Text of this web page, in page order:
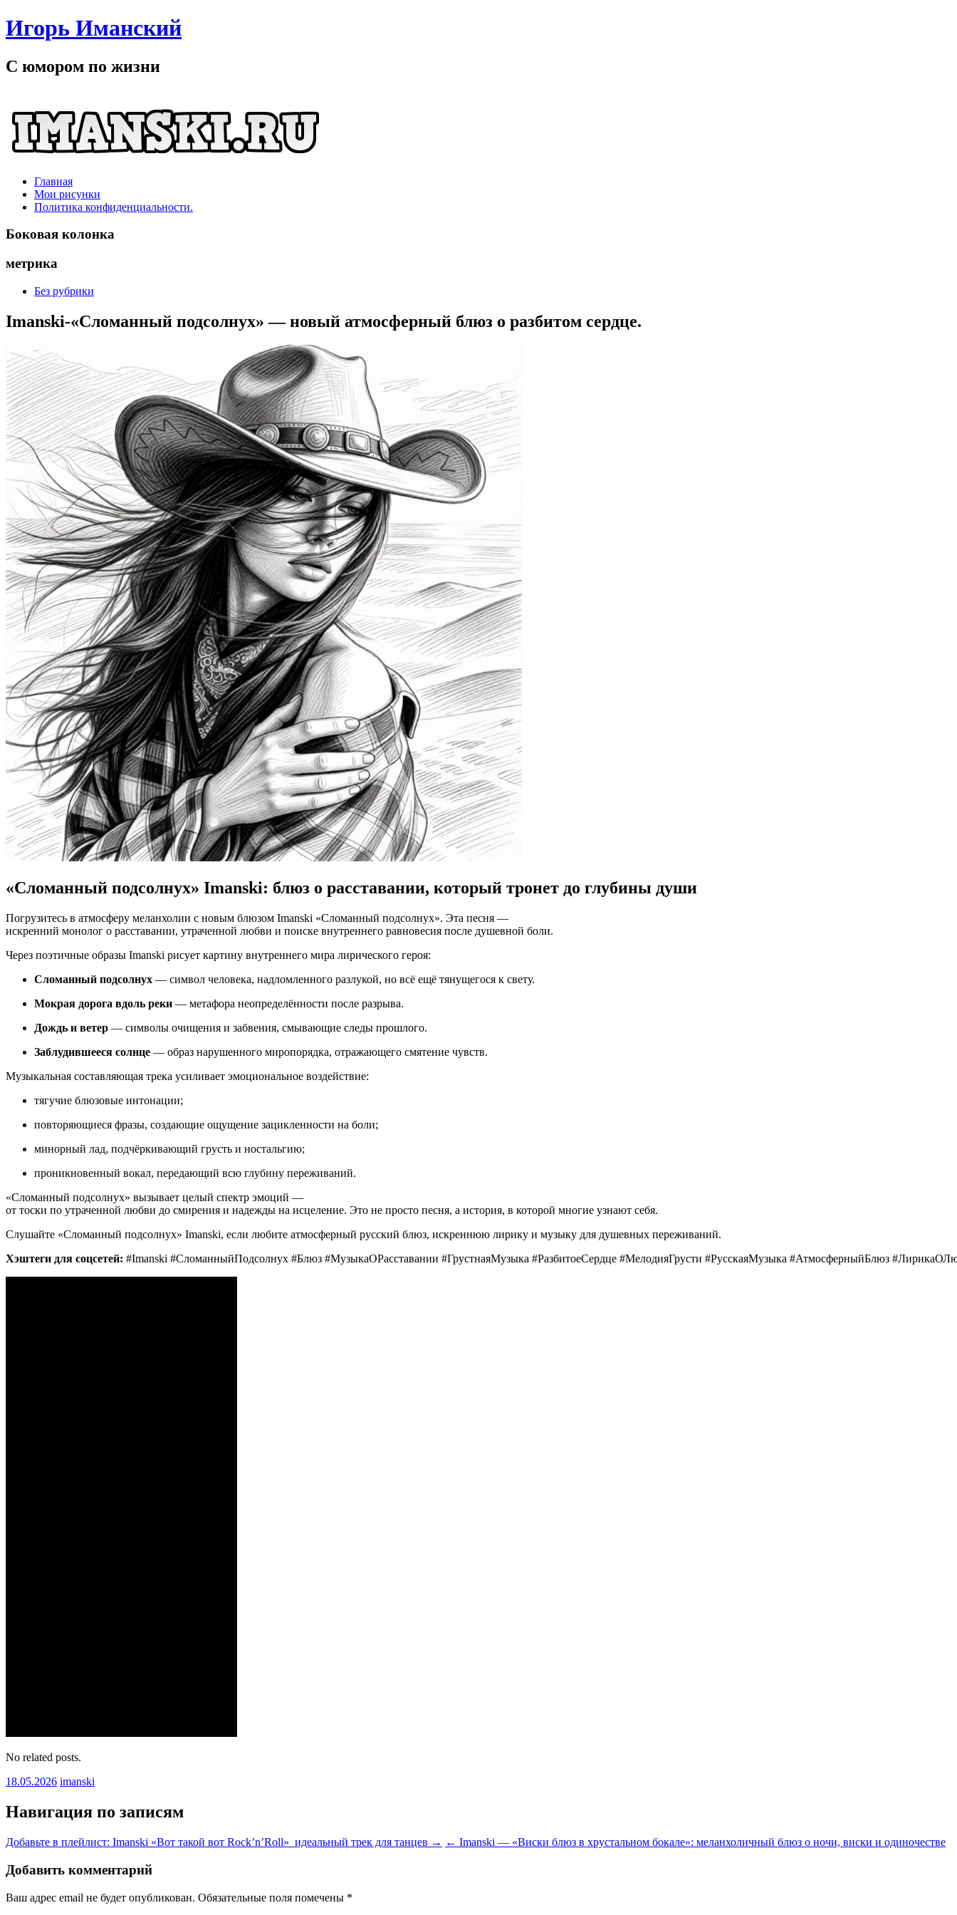
Игорь Иманский
С юмором по жизни
Главная
Мои рисунки
Политика конфиденциальности.
Боковая колонка
метрика
Без рубрики
Imanski-«Сломанный подсолнух» — новый атмосферный блюз о разбитом сердце.
«Сломанный подсолнух» Imanski: блюз о расставании, который тронет до глубины души
Погрузитесь в атмосферу меланхолии с новым блюзом Imanski «Сломанный подсолнух». Эта песня —
искренний монолог о расставании, утраченной любви и поиске внутреннего равновесия после душевной боли.
Через поэтичные образы Imanski рисует картину внутреннего мира лирического героя:
Сломанный подсолнух — символ человека, надломленного разлукой, но всё ещё тянущегося к свету.
Мокрая дорога вдоль реки — метафора неопределённости после разрыва.
Дождь и ветер — символы очищения и забвения, смывающие следы прошлого.
Заблудившееся солнце — образ нарушенного миропорядка, отражающего смятение чувств.
Музыкальная составляющая трека усиливает эмоциональное воздействие:
тягучие блюзовые интонации;
повторяющиеся фразы, создающие ощущение зацикленности на боли;
минорный лад, подчёркивающий грусть и ностальгию;
проникновенный вокал, передающий всю глубину переживаний.
«Сломанный подсолнух» вызывает целый спектр эмоций —
от тоски по утраченной любви до смирения и надежды на исцеление. Это не просто песня, а история, в которой многие узнают себя.
Слушайте «Сломанный подсолнух» Imanski, если любите атмосферный русский блюз, искреннюю лирику и музыку для душевных переживаний.
Хэштеги для соцсетей: #Imanski #СломанныйПодсолнух #Блюз #МузыкаОРасставании #ГрустнаяМузыка #РазбитоеСердце #МелодияГрусти #РусскаяМузыка #АтмосферныйБлюз
No related posts.
18.05.2026 imanski
Навигация по записям
Добавьте в плейлист: Imanski «Вот такой вот Rock’n’Roll» идеальный трек для танцев → ← Imanski — «Виски блюз в хрустальном бокале»: меланхоличный блюз о ночи, виски и одиночестве
Добавить комментарий
Ваш адрес email не будет опубликован. Обязательные поля помечены *